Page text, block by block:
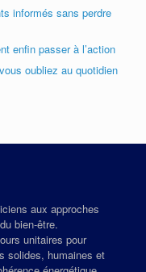
informés sans perdre
enfin passer à l’action
oubliez au quotidien
aux approches
bien‑être.
unitaires pour
solides, humaines et